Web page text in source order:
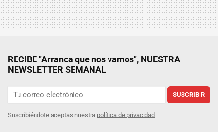
RECIBE "Arranca que nos vamos", NUESTRA
NEWSLETTER SEMANAL
SUSCRIBIR
Suscribiéndote aceptas nuestra política de privacidad